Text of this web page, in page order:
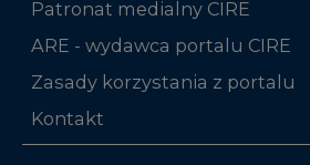
Patronat medialny CIRE
ARE - wydawca portalu CIRE
Zasady korzystania z portalu
Kontakt